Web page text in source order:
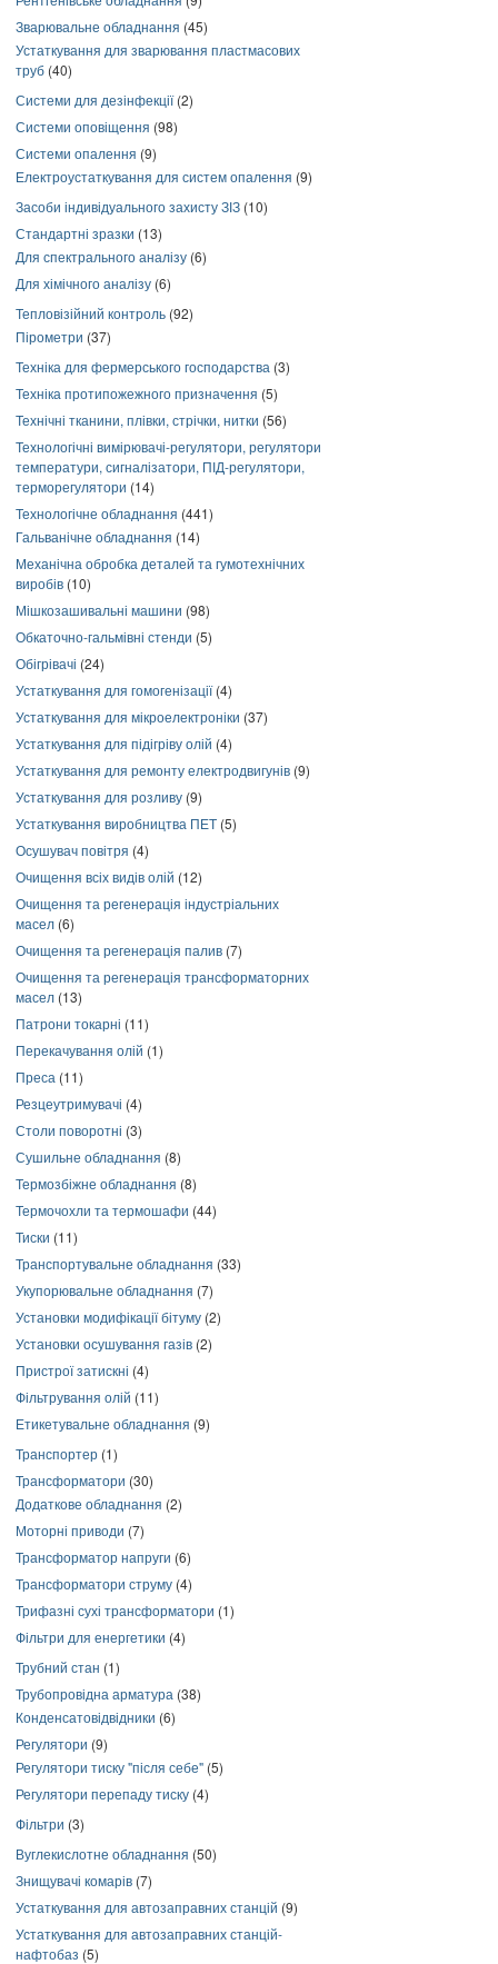
Зварювальне обладнання (45)
Устаткування для зварювання пластмасових
труб (40)
Системи для дезінфекції(2)
Системи оповіщення (98)
Системи опалення (9)
Електроустаткування для систем опалення (9)
Засоби індивідуального захисту ЗІЗ (10)
Стандартні зразки (13)
Для спектрального аналізу (6)
Для хімічного аналізу (6)
Тепловізійний контроль (92)
Пірометри (37)
Техніка для фермерського господарства (3)
Техніка протипожежного призначення (5)
Технічні тканини, плівки, стрічки, нитки (56)
Технологічні вимірювачі-регулятори, регулятори
температури, сигналізатори, ПІД-регулятори,
терморегулятори (14)
Технологічне обладнання (441)
Гальванічне обладнання (14)
Механічна обробка деталей та гумотехнічних
виробів (10)
Мішкозашивальні машини (98)
Обкаточно-гальмівні стенди (5)
Обігрівачі (24)
Устаткування для гомогенізації(4)
Устаткування для мікроелектроніки (37)
Устаткування для підігріву олій (4)
Устаткування для ремонту електродвигунів (9)
Устаткування для розливу (9)
Устаткування виробництва ПЕТ (5)
Осушувач повітря (4)
Очищення всіх видів олій (12)
Очищення та регенерація індустріальних
масел (6)
Очищення та регенерація палив (7)
Очищення та регенерація трансформаторних
масел (13)
Патрони токарні (11)
Перекачування олій (1)
Преса (11)
Резцеутримувачі (4)
Столи поворотні (3)
Сушильне обладнання (8)
Термозбіжне обладнання (8)
Термочохли та термошафи (44)
Тиски (11)
Транспортувальне обладнання (33)
Укупорювальне обладнання (7)
Установки модифікації бітуму (2)
Установки осушування газів (2)
Пристрої затискні (4)
Фільтрування олій (11)
Етикетувальне обладнання (9)
Транспортер (1)
Трансформатори (30)
Додаткове обладнання (2)
Моторні приводи (7)
Трансформатор напруги (6)
Трансформатори струму (4)
Трифазні сухі трансформатори (1)
Фільтри для енергетики (4)
Трубний стан (1)
Трубопровідна арматура (38)
Конденсатовідвідники (6)
Регулятори (9)
Регулятори тиску "після себе" (5)
Регулятори перепаду тиску (4)
Фільтри (3)
Вуглекислотне обладнання (50)
Знищувачі комарів (7)
Устаткування для автозаправних станцій (9)
Устаткування для автозаправних станцій-
нафтобаз (5)